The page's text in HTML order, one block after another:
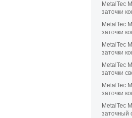
MetalTec
заточки
MetalTec
заточки
MetalTec
заточки
MetalTec
заточки
MetalTec
заточки
MetalTec
заточный